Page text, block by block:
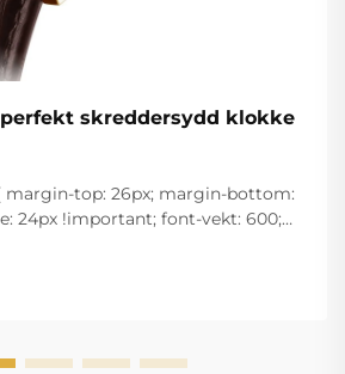
skreddersydd klokke
margin-top: 26px; margin-bottom:
24px !important; font-vekt: 600;